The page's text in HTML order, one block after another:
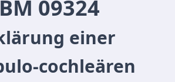
09324
einer
cochleären